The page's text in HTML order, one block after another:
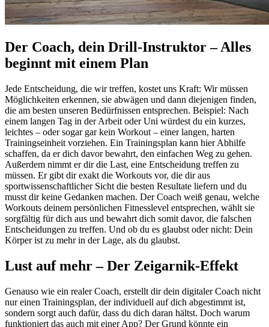
Der Coach, dein Drill-Instruktor – Alles
beginnt mit einem Plan
Jede Entscheidung, die wir treffen, kostet uns Kraft: Wir müssen
Möglichkeiten erkennen, sie abwägen und dann diejenigen finden,
die am besten unseren Bedürfnissen entsprechen. Beispiel: Nach
einem langen Tag in der Arbeit oder Uni würdest du ein kurzes,
leichtes – oder sogar gar kein Workout – einer langen, harten
Trainingseinheit vorziehen. Ein Trainingsplan kann hier Abhilfe
schaffen, da er dich davor bewahrt, den einfachen Weg zu gehen.
Außerdem nimmt er dir die Last, eine Entscheidung treffen zu
müssen. Er gibt dir exakt die Workouts vor, die dir aus
sportwissenschaftlicher Sicht die besten Resultate liefern und du
musst dir keine Gedanken machen. Der Coach weiß genau, welche
Workouts deinem persönlichen Fitnesslevel entsprechen, wählt sie
sorgfältig für dich aus und bewahrt dich somit davor, die falschen
Entscheidungen zu treffen. Und ob du es glaubst oder nicht: Dein
Körper ist zu mehr in der Lage, als du glaubst.
Lust auf mehr – Der Zeigarnik-Effekt
Genauso wie ein realer Coach, erstellt dir dein digitaler Coach nicht
nur einen Trainingsplan, der individuell auf dich abgestimmt ist,
sondern sorgt auch dafür, dass du dich daran hältst. Doch warum
funktioniert das auch mit einer App? Der Grund könnte ein